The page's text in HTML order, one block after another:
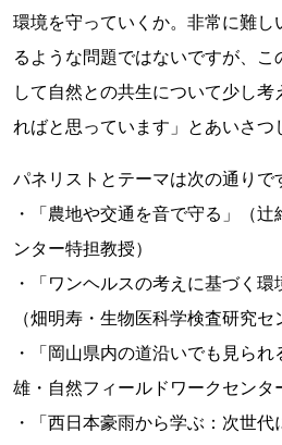
環境を守っていくか。非常に難し
るような問題ではないですが、
して自然との共生について少し
ればと思っています」とあいさつ
パネリストとテーマは次の通りで
・「農地や交通を音で守る」（
ンター特担教授）
・「ワンヘルスの考えに基づく環
（畑明寿・生物医科学検査研究セ
・「岡山県内の道沿いでも見ら
雄・自然フィールドワークセンタ
・「西日本豪雨から学ぶ：次世